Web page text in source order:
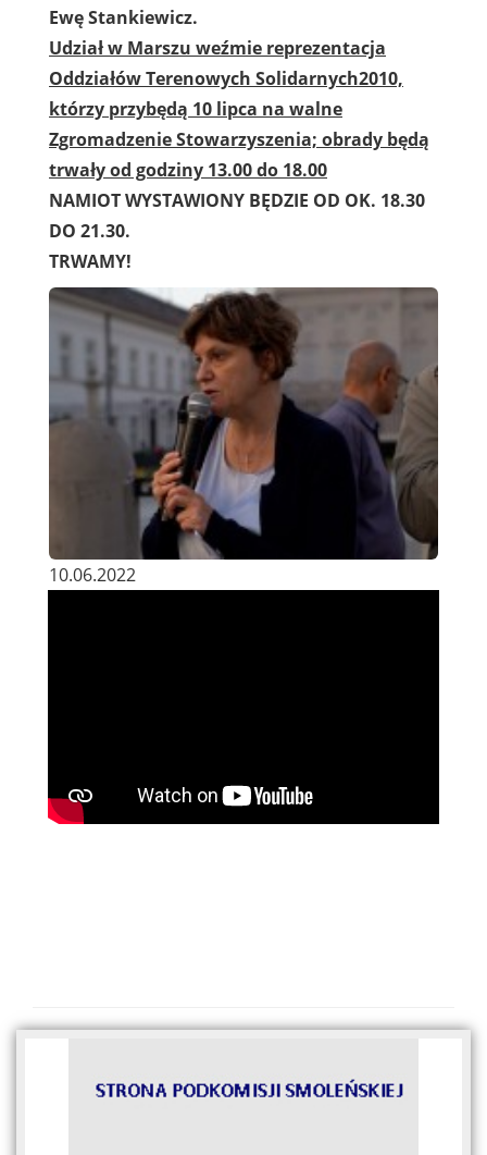
Ewę Stankiewicz.
Udział w Marszu weźmie reprezentacja
Oddziałów Terenowych Solidarnych2010,
którzy przybędą 10 lipca na walne
Zgromadzenie Stowarzyszenia; obrady będą
trwały od godziny 13.00 do 18.00
NAMIOT WYSTAWIONY BĘDZIE OD OK. 18.30
DO 21.30.
TRWAMY!
10.06.2022